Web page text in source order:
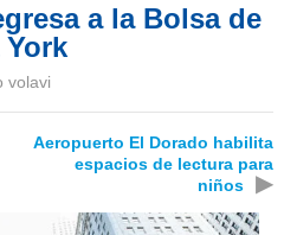
a la Bolsa de
York
volavi
Aeropuerto El Dorado habilita
espacios de lectura para
niños
▶